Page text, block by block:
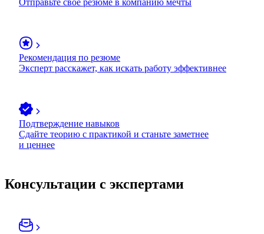
Рекомендация по резюме
Эксперт расскажет, как искать работу эффективнее
Подтверждение навыков
Сдайте теорию с практикой и станьте заметнее
и ценнее
Консультации с экспертами